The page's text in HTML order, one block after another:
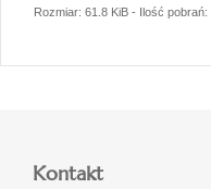
Rozmiar: 61.8 KiB - Ilość pobrań:
Kontakt